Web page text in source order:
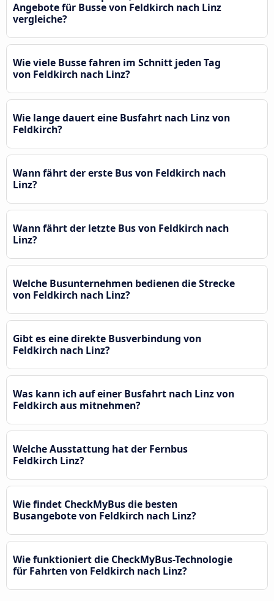
Angebote für Busse von Feldkirch nach Linz
vergleiche?
Wie viele Busse fahren im Schnitt jeden Tag
von Feldkirch nach Linz?
Wie lange dauert eine Busfahrt nach Linz von
Feldkirch?
Wann fährt der erste Bus von Feldkirch nach
Linz?
Wann fährt der letzte Bus von Feldkirch nach
Linz?
Welche Busunternehmen bedienen die Strecke
von Feldkirch nach Linz?
Gibt es eine direkte Busverbindung von
Feldkirch nach Linz?
Was kann ich auf einer Busfahrt nach Linz von
Feldkirch aus mitnehmen?
Welche Ausstattung hat der Fernbus
Feldkirch Linz?
Wie findet CheckMyBus die besten
Busangebote von Feldkirch nach Linz?
Wie funktioniert die CheckMyBus-Technologie
für Fahrten von Feldkirch nach Linz?